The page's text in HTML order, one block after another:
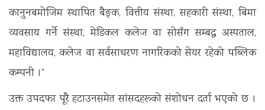
कानुनबमोजिम स्थापित बैङ्क, वित्तीय संस्था, सहकारी संस्था, बिमा
व्यवसाय गर्ने संस्था, मेडिकल कलेज वा सोसँग सम्बद्ध अस्पताल,
महाविद्यालय, कलेज वा सर्वसाधरण नागरिकको सेयर रहेको पब्लिक
कम्पनी ।”
उक्त उपदफा पूरै हटाउनसमेत सांसदहरूको संशोधन दर्ता भएको छ ।